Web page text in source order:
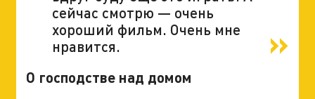
сейчас смотрю — очень
хороший фильм. Очень мне
нравится.
О господстве над домом